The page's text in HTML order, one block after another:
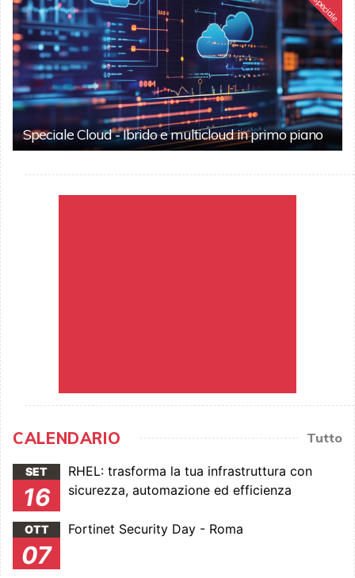
Speciale
Speciale Cloud - Ibrido e multicloud in primo piano
CALENDARIO Tutto
SET
16
RHEL: trasforma la tua infrastruttura con
sicurezza, automazione ed efficienza
OTT
07
Fortinet Security Day - Roma